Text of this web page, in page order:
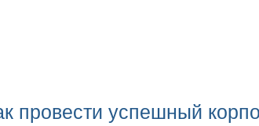
провести успешный